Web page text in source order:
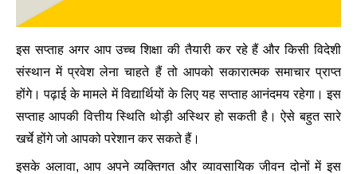
इस सप्ताह अगर आप उच्च शिक्षा की तैयारी कर रहे हैं और किसी विदेशी
संस्थान में प्रवेश लेना चाहते हैं तो आपको सकारात्मक समाचार प्राप्त
होंगे। पढ़ाई के मामले में विद्यार्थियों के लिए यह सप्ताह आनंदमय रहेगा। इस
सप्ताह आपकी वित्तीय स्थिति थोड़ी अस्थिर हो सकती है। ऐसे बहुत सारे
खर्चे होंगे जो आपको परेशान कर सकते हैं।
इसके अलावा, आप अपने व्यक्तिगत और व्यावसायिक जीवन दोनों में इस